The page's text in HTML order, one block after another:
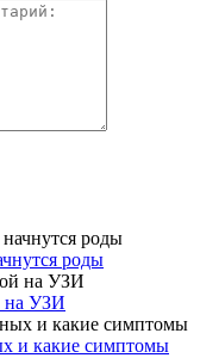
роды
на УЗИ
и какие симптомы